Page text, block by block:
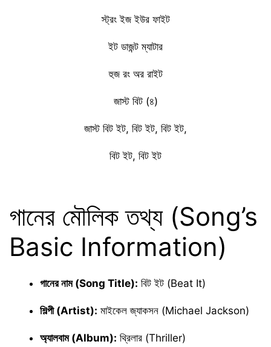
স্ট্রং ইজ ইউর ফাইট
ইট ডাজন্ট ম্যাটার
হুজ রং অর রাইট
জাস্ট বিট (৪)
জাস্ট বিট ইট, বিট ইট, বিট ইট,
বিট ইট, বিট ইট
গানের মৌলিক তথ্য (Song’s
Basic Information)
গানের নাম (Song Title): বিট ইট (Beat It)
শিল্পী (Artist): মাইকেল জ্যাকসন (Michael Jackson)
অ্যালবাম (Album): থ্রিলার (Thriller)